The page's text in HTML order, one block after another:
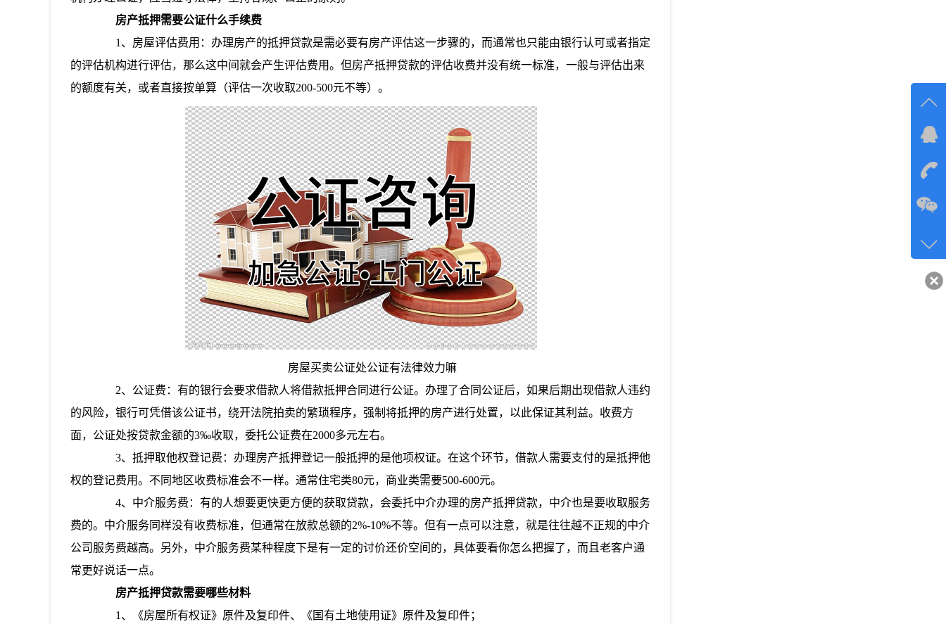
房产抵押需要公证什么手续费
1、房屋评估费用：办理房产的抵押贷款是需必要有房产评估这一步骤的，而通常也只能由银行认可或者指定
的评估机构进行评估，那么这中间就会产生评估费用。但房产抵押贷款的评估收费并没有统一标准，一般与评估出来
的额度有关，或者直接按单算（评估一次收取200-500元不等）。
房屋买卖公证处公证有法律效力嘛
2、公证费：有的银行会要求借款人将借款抵押合同进行公证。办理了合同公证后，如果后期出现借款人违约
的风险，银行可凭借该公证书，绕开法院拍卖的繁琐程序，强制将抵押的房产进行处置，以此保证其利益。收费方
面，公证处按贷款金额的3‰收取，委托公证费在2000多元左右。
3、抵押取他权登记费：办理房产抵押登记一般抵押的是他项权证。在这个环节，借款人需要支付的是抵押他
权的登记费用。不同地区收费标准会不一样。通常住宅类80元，商业类需要500-600元。
4、中介服务费：有的人想要更快更方便的获取贷款，会委托中介办理的房产抵押贷款，中介也是要收取服务
费的。中介服务同样没有收费标准，但通常在放款总额的2%-10%不等。但有一点可以注意，就是往往越不正规的中介
公司服务费越高。另外，中介服务费某种程度下是有一定的讨价还价空间的，具体要看你怎么把握了，而且老客户通
常更好说话一点。
房产抵押贷款需要哪些材料
1、《房屋所有权证》原件及复印件、《国有土地使用证》原件及复印件；
在线
咨询
客服